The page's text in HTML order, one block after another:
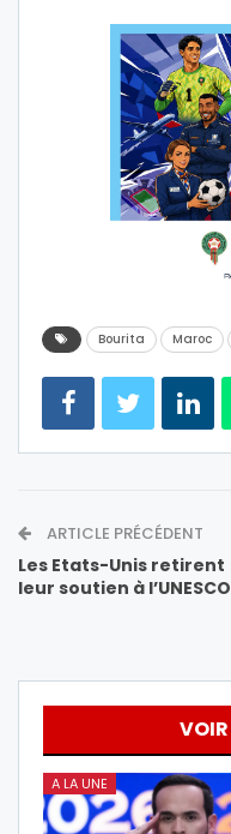
Bourita Maroc
ARTICLE PRÉCÉDENT
Les Etats-Unis retirent
leur soutien à l’UNESCO
A LA UNE